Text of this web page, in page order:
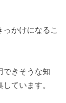
かけになるこ
できそうな知
ています。